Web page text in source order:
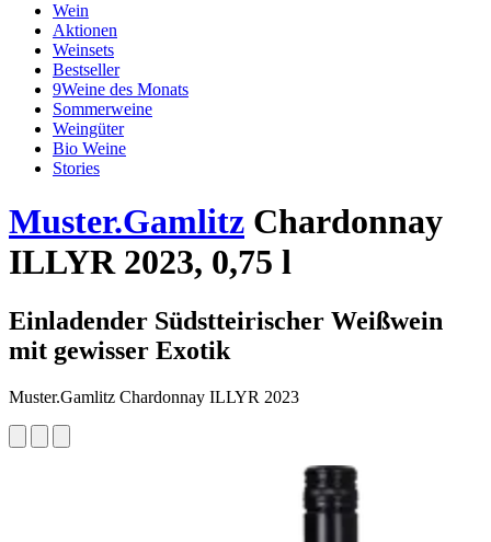
Wein
Aktionen
Weinsets
Bestseller
9Weine des Monats
Sommerweine
Weingüter
Bio Weine
Stories
Muster.Gamlitz Chardonnay
ILLYR 2023, 0,75 l
Einladender Südstteirischer Weißwein
mit gewisser Exotik
Muster.Gamlitz Chardonnay ILLYR 2023